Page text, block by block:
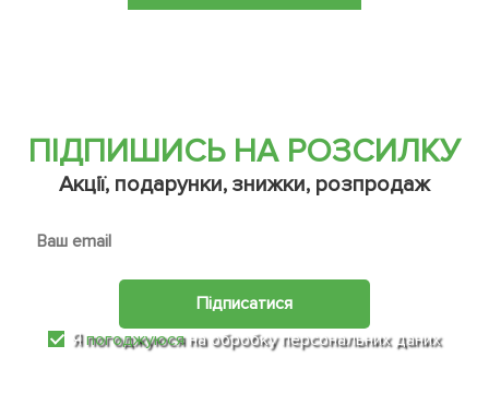
ПІДПИШИСЬ НА РОЗСИЛКУ
Акції, подарунки, знижки, розпродаж
Підписатися
Япогоджуюся на обробку персональних даних